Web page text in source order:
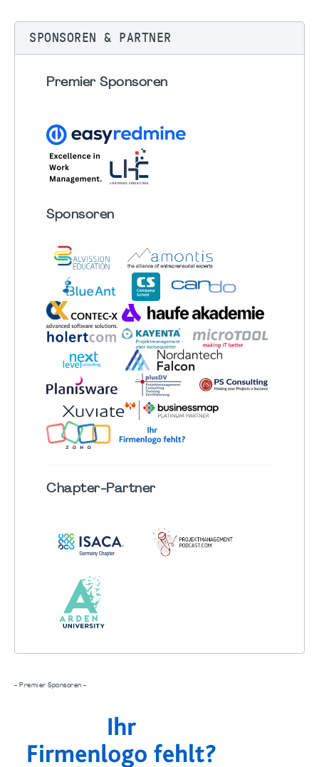
SPONSOREN & PARTNER
Premier Sponsoren
Sponsoren
Chapter-Partner
- Premier Sponsoren -